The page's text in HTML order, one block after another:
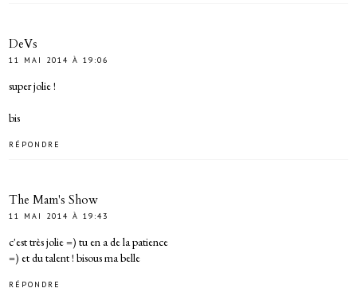
DeVs
11 MAI 2014 À 19:06
super jolie !
bis
RÉPONDRE
The Mam's Show
11 MAI 2014 À 19:43
c'est très jolie =) tu en a de la patience
=) et du talent ! bisous ma belle
RÉPONDRE